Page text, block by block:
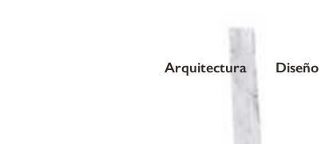
Arquitectura Diseño